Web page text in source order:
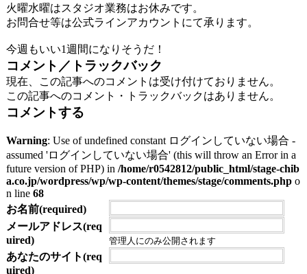
火曜水曜はスタジオ業務はお休みです。
お問合せ等は公式ラインアカウントにて承ります。
今週もいい1週間になりそうだ！
コメント／トラックバック
現在、この記事へのコメントは受け付けておりません。
この記事へのコメント・トラックバックはありません。
コメントする
Warning: Use of undefined constant ログインしていない場合 -
assumed 'ログインしていない場合' (this will throw an Error in a
future version of PHP) in /home/r0542812/public_html/stage-chib
a.co.jp/wordpress/wp/wp-content/themes/stage/comments.phpo
n line 68
お名前(required)
メールアドレス(req
uired)
管理人にのみ公開されます
あなたのサイト(req
uired)